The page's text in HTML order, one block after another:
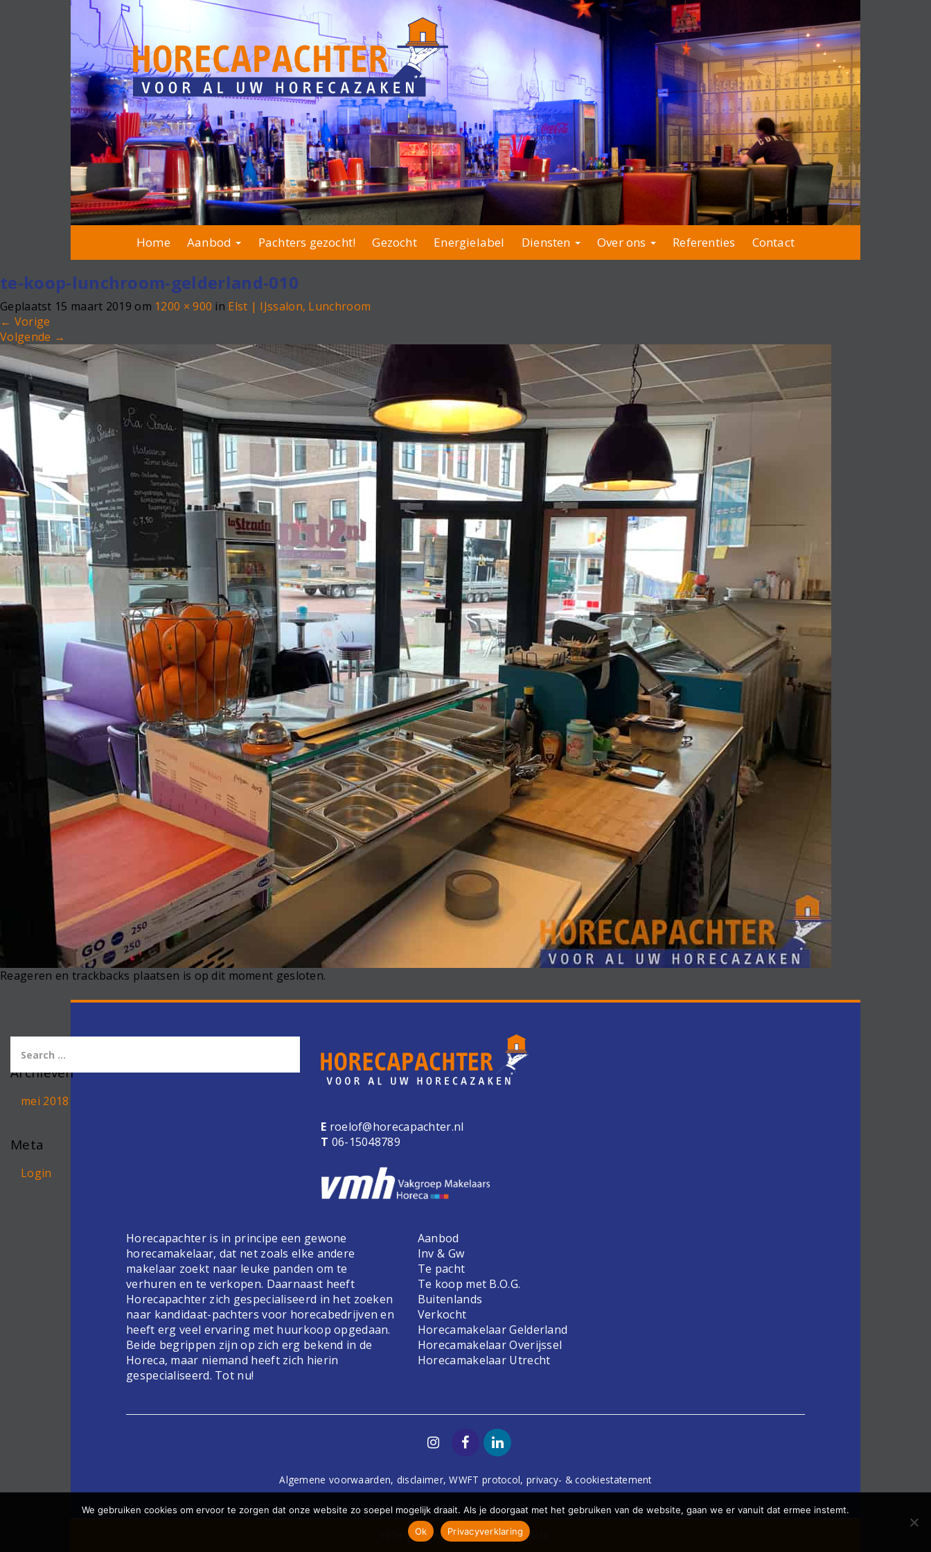
Home Aanbod Pachters gezocht! Gezocht Energielabel Diensten Over ons Referenties Contact
te-koop-lunchroom-gelderland-010
Geplaatst 15 maart 2019 om 1200 × 900 in Elst | IJssalon, Lunchroom
← Vorige
Volgende →
Reageren en trackbacks plaatsen is op dit moment gesloten.
Archieven
mei 2018
Meta
Login
E roelof@horecapachter.nl
T 06-15048789
Horecapachter is in principe een gewone
horecamakelaar, dat net zoals elke andere
makelaar zoekt naar leuke panden om te
verhuren en te verkopen. Daarnaast heeft
Horecapachter zich gespecialiseerd in het zoeken
naar kandidaat-pachters voor horecabedrijven en
heeft erg veel ervaring met huurkoop opgedaan.
Beide begrippen zijn op zich erg bekend in de
Horeca, maar niemand heeft zich hierin
gespecialiseerd. Tot nu!
Aanbod
Inv & Gw
Te pacht
Te koop met B.O.G.
Buitenlands
Verkocht
Horecamakelaar Gelderland
Horecamakelaar Overijssel
Horecamakelaar Utrecht
Algemene voorwaarden, disclaimer,WWFT protocol, privacy- & cookiestatement
DODO.NL | DESIGNSTUDIOVIV.NL
We gebruiken cookies om ervoor te zorgen dat onze website zo soepel mogelijk draait. Als je doorgaat met het gebruiken van de website, gaan we er vanuit dat ermee instemt.
Ok
Privacyverklaring